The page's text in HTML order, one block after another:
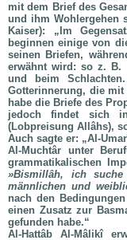
mit dem Brief des
und ihm Wohlergehen
Kaiser): „Im
beginnen einige von
seinen Briefen,
erwähnt wird: so z. B.
und beim
Gotterinnerung, die mit
habe die Briefe des
jedoch findet sich
(Lobpreisung Allâhs),
Auch sagte er: „Al-
Al-Muchtâr unter
grammatikalischen
»Bismillâh, ich
männlichen und
nach den
einen Zusatz zur
gefunden habe.“
Al-Hattâb Al-Mâlikî